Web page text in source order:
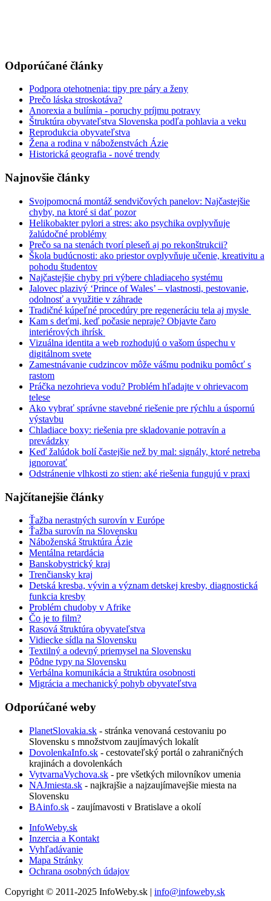
Odporúčané články
Podpora otehotnenia: tipy pre páry a ženy
Prečo láska stroskotáva?
Anorexia a bulímia - poruchy príjmu potravy
Štruktúra obyvateľstva Slovenska podľa pohlavia a veku
Reprodukcia obyvateľstva
Žena a rodina v náboženstvách Ázie
Historická geografia - nové trendy
Najnovšie články
Svojpomocná montáž sendvičových panelov: Najčastejšie
chyby, na ktoré si dať pozor
Helikobakter pylori a stres: ako psychika ovplyvňuje
žalúdočné problémy
Prečo sa na stenách tvorí pleseň aj po rekonštrukcii?
Škola budúcnosti: ako priestor ovplyvňuje učenie, kreativitu a
pohodu študentov
Najčastejšie chyby pri výbere chladiaceho systému
Jalovec plazivý ‘Prince of Wales’ – vlastnosti, pestovanie,
odolnosť a využitie v záhrade
Tradičné kúpeľné procedúry pre regeneráciu tela aj mysle
Kam s deťmi, keď počasie nepraje? Objavte čaro
interiérových ihrísk
Vizuálna identita a web rozhodujú o vašom úspechu v
digitálnom svete
Zamestnávanie cudzincov môže vášmu podniku pomôcť s
rastom
Práčka nezohrieva vodu? Problém hľadajte v ohrievacom
telese
Ako vybrať správne stavebné riešenie pre rýchlu a úspornú
výstavbu
Chladiace boxy: riešenia pre skladovanie potravín a
prevádzky
Keď žalúdok bolí častejšie než by mal: signály, ktoré netreba
ignorovať
Odstránenie vlhkosti zo stien: aké riešenia fungujú v praxi
Najčítanejšie články
Ťažba nerastných surovín v Európe
Ťažba surovín na Slovensku
Náboženská štruktúra Ázie
Mentálna retardácia
Banskobystrický kraj
Trenčiansky kraj
Detská kresba, vývin a význam detskej kresby, diagnostická
funkcia kresby
Problém chudoby v Afrike
Čo je to film?
Rasová štruktúra obyvateľstva
Vidiecke sídla na Slovensku
Textilný a odevný priemysel na Slovensku
Pôdne typy na Slovensku
Verbálna komunikácia a štruktúra osobnosti
Migrácia a mechanický pohyb obyvateľstva
Odporúčané weby
PlanetSlovakia.sk - stránka venovaná cestovaniu po
Slovensku s množstvom zaujímavých lokalít
DovolenkaInfo.sk - cestovateľský portál o zahraničných
krajinách a dovolenkách
VytvarnaVychova.sk - pre všetkých milovníkov umenia
NAJmiesta.sk - najkrajšie a najzaujímavejšie miesta na
Slovensku
BAinfo.sk - zaujímavosti v Bratislave a okolí
InfoWeby.sk
Inzercia a Kontakt
Vyhľadávanie
Mapa Stránky
Ochrana osobných údajov
Copyright © 2011-2025 InfoWeby.sk | info@infoweby.sk